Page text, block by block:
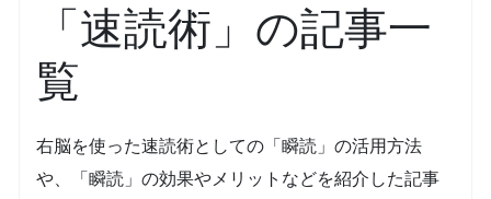
「速読術」の記事一
覧
右脳を使った速読術としての「瞬読」の活用方法
や、「瞬読」の効果やメリットなどを紹介した記事